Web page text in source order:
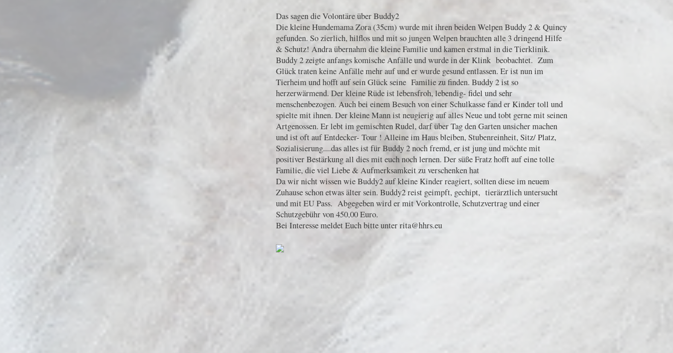
Das sagen die Volontäre über Buddy2
Die kleine Hundemama Zora (35cm) wurde mit ihren beiden Welpen Buddy 2 & Quincy
gefunden. So zierlich, hilflos und mit so jungen Welpen brauchten alle 3 dringend Hilfe
& Schutz! Andra übernahm die kleine Familie und kamen erstmal in die Tierklinik.
Buddy 2 zeigte anfangs komische Anfälle und wurde in der Klink beobachtet. Zum
Glück traten keine Anfälle mehr auf und er wurde gesund entlassen. Er ist nun im
Tierheim und hofft auf sein Glück seine Familie zu finden. Buddy 2 ist so
herzerwärmend. Der kleine Rüde ist lebensfroh, lebendig- fidel und sehr
menschenbezogen. Auch bei einem Besuch von einer Schulkasse fand er Kinder toll und
spielte mit ihnen. Der kleine Mann ist neugierig auf alles Neue und tobt gerne mit seinen
Artgenossen. Er lebt im gemischten Rudel, darf über Tag den Garten unsicher machen
und ist oft auf Entdecker- Tour ! Alleine im Haus bleiben, Stubenreinheit, Sitz/ Platz,
Sozialisierung....das alles ist für Buddy 2 noch fremd, er ist jung und möchte mit
positiver Bestärkung all dies mit euch noch lernen. Der süße Fratz hofft auf eine tolle
Familie, die viel Liebe & Aufmerksamkeit zu verschenken hat
Da wir nicht wissen wie Buddy2 auf kleine Kinder reagiert, sollten diese im neuem
Zuhause schon etwas älter sein. Buddy2 reist geimpft, gechipt, tierärztlich untersucht
und mit EU Pass. Abgegeben wird er mit Vorkontrolle, Schutzvertrag und einer
Schutzgebühr von 450,00 Euro.
Bei Interesse meldet Euch bitte unter rita@hhrs.eu